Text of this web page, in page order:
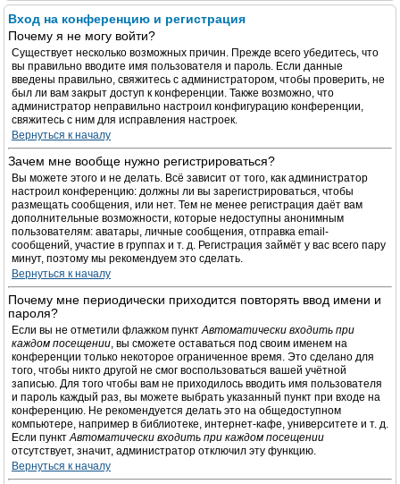
Вход на конференцию и регистрация
Почему я не могу войти?
Существует несколько возможных причин. Прежде всего убедитесь, что
вы правильно вводите имя пользователя и пароль. Если данные
введены правильно, свяжитесь с администратором, чтобы проверить, не
был ли вам закрыт доступ к конференции. Также возможно, что
администратор неправильно настроил конфигурацию конференции,
свяжитесь с ним для исправления настроек.
Вернуться к началу
Зачем мне вообще нужно регистрироваться?
Вы можете этого и не делать. Всё зависит от того, как администратор
настроил конференцию: должны ли вы зарегистрироваться, чтобы
размещать сообщения, или нет. Тем не менее регистрация даёт вам
дополнительные возможности, которые недоступны анонимным
пользователям: аватары, личные сообщения, отправка email-
сообщений, участие в группах и т. д. Регистрация займёт у вас всего пару
минут, поэтому мы рекомендуем это сделать.
Вернуться к началу
Почему мне периодически приходится повторять ввод имени и
пароля?
Если вы не отметили флажком пунктАвтоматически входить при
каждом посещении, вы сможете оставаться под своим именем на
конференции только некоторое ограниченное время. Это сделано для
того, чтобы никто другой не смог воспользоваться вашей учётной
записью. Для того чтобы вам не приходилось вводить имя пользователя
и пароль каждый раз, вы можете выбрать указанный пункт при входе на
конференцию. Не рекомендуется делать это на общедоступном
компьютере, например в библиотеке, интернет-кафе, университете и т. д.
Если пунктАвтоматически входить при каждом посещении
отсутствует, значит, администратор отключил эту функцию.
Вернуться к началу